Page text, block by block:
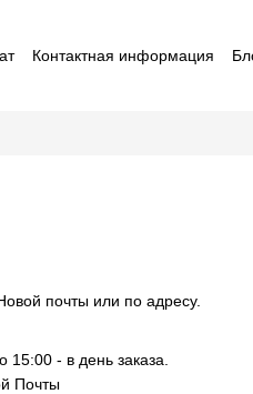
Контактная информация
почты или по адресу.
- в день заказа.
Почты